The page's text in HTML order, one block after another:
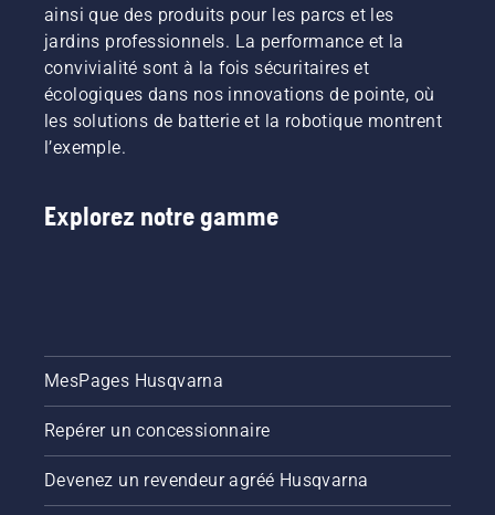
ainsi que des produits pour les parcs et les
jardins professionnels. La performance et la
convivialité sont à la fois sécuritaires et
écologiques dans nos innovations de pointe, où
les solutions de batterie et la robotique montrent
l’exemple.
Explorez notre gamme
MesPages Husqvarna
Repérer un concessionnaire
Devenez un revendeur agréé Husqvarna